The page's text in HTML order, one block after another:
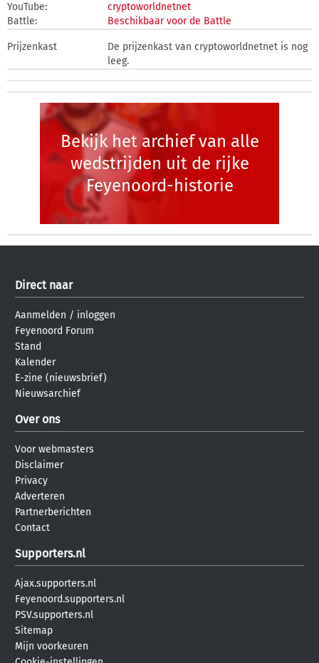
YouTube:
cryptoworldnetnet
Battle:
Beschikbaar voor de Battle
Prijzenkast
De prijzenkast van cryptoworldnetnet is nog
leeg.
Bekijk het archief van alle
wedstrijden uit de rijke
Feyenoord-historie
Direct naar
Aanmelden / inloggen
Feyenoord Forum
Stand
Kalender
E-zine (nieuwsbrief)
Nieuwsarchief
Over ons
Voor webmasters
Disclaimer
Privacy
Adverteren
Partnerberichten
Contact
Supporters.nl
Ajax.supporters.nl
Feyenoord.supporters.nl
PSV.supporters.nl
Sitemap
Mijn voorkeuren